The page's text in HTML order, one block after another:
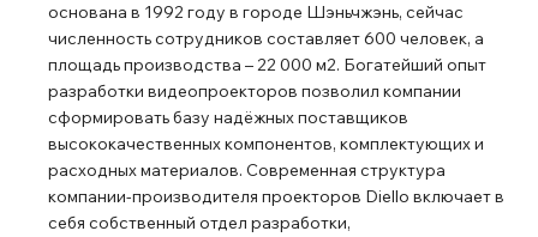
основана в 1992 году в городе Шэньчжэнь, сейчас
численность сотрудников составляет 600 человек, а
площадь производства – 22 000 м2. Богатейший опыт
разработки видеопроекторов позволил компании
сформировать базу надёжных поставщиков
высококачественных компонентов, комплектующих и
расходных материалов. Современная структура
компании-производителя проекторов Diello включает в
себя собственный отдел разработки,